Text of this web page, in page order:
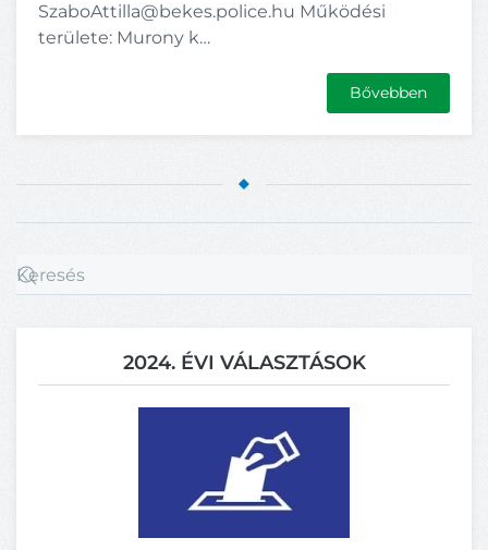
SzaboAttilla@bekes.police.hu Működési
területe: Murony k…
Bővebben
2024. ÉVI VÁLASZTÁSOK